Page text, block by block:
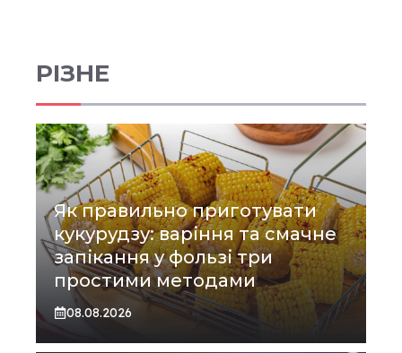
РІЗНЕ
Як правильно приготувати
кукурудзу: варіння та смачне
запікання у фользі три
простими методами
08.08.2026